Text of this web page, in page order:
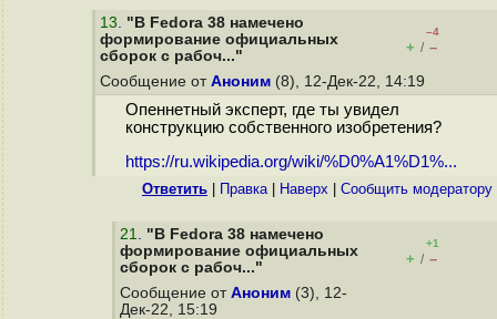
13. "В Fedora 38 намечено
формирование официальных
сборок с рабоч..."
–4
+ / –
Сообщение от Аноним (8), 12-Дек-22, 14:19
Опеннетный эксперт, где ты увидел
конструкцию собственного изобретения?
https://ru.wikipedia.org/wiki/%D0%A1%D1%...
Ответить Правка| Наверх Cообщить модератору
21. "В Fedora 38 намечено
формирование официальных
сборок с рабоч..."
+1
+ / –
Сообщение от Аноним (3), 12-
Дек-22, 15:19